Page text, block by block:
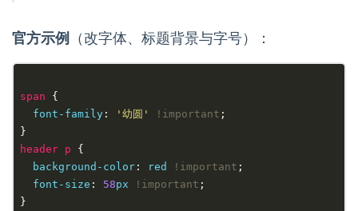
官方示例 （改字体、标题背景与字号）：
span
font-family : '幼圆' !important
header p
background-color : red !important
font-size : 58px !important